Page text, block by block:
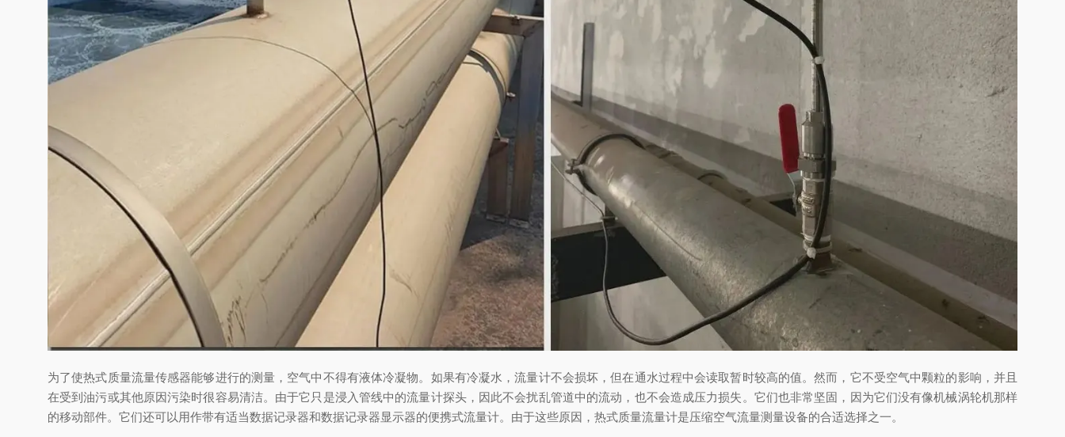
为了使热式质量流量传感器能够进行的测量，空气中不得有液体冷凝物。如果有冷凝水，流量计不会损坏，但在通水过程中会读取暂时较高的值。然而，它不受空气中颗粒的影响，并且
在受到油污或其他原因污染时很容易清洁。由于它只是浸入管线中的流量计探头，因此不会扰乱管道中的流动，也不会造成压力损失。它们也非常坚固，因为它们没有像机械涡轮机那样
的移动部件。它们还可以用作带有适当数据记录器和数据记录器显示器的便携式流量计。由于这些原因，热式质量流量计是压缩空气流量测量设备的合适选择之一。